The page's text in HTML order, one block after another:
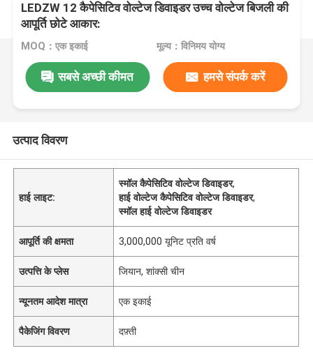
LEDZW 12 कैपेसिटिव वोल्टेज डिवाइडर उच्च वोल्टेज बिजली की
आपूर्ति छोटे आकार:
MOQ：एक इकाई मूल्य：विनिमय योग्य
सबसे अच्छी कीमत हमसे संपर्क करें
उत्पाद विवरण
हाई लाइट:
स्मॉल कैपेसिटिव वोल्टेज डिवाइडर,
हाई वोल्टेज कैपेसिटिव वोल्टेज डिवाइडर,
स्मॉल हाई वोल्टेज डिवाइडर
आपूर्ति की क्षमता 3,000,000 यूनिट प्रति वर्ष
उत्पत्ति के प्लेस जियान, शांक्सी चीन
न्यूनतम आदेश मात्रा एक इकाई
पैकेजिंग विवरण दफ़्ती